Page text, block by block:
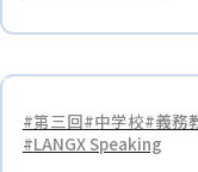
第三回 中学校 義務
LANGX Speaking